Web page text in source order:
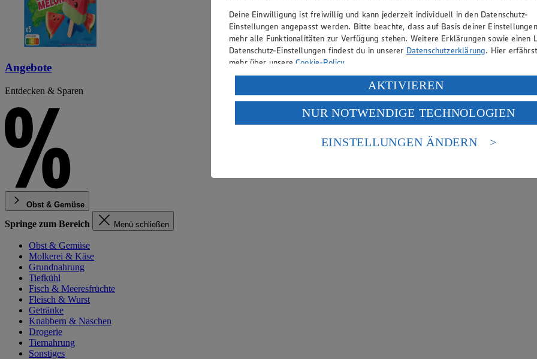
Angebote
Entdecken & Sparen
Obst & Gemüse
Springe zum Bereich Menü schließen
Obst & Gemüse
Molkerei & Käse
Grundnahrung
Tiefkühl
Fisch & Meeresfrüchte
Fleisch & Wurst
Getränke
Knabbern & Naschen
Drogerie
Tiernahrung
Sonstiges
Deine Einwilligung ist freiwillig und kann jederzeit individuell in den Datenschutz-
Einstellungen angepasst werden. Bitte beachte, dass auf Basis deiner
mehr alle Funktionalitäten zur Verfügung stehen. Weitere Erklärungen sowie einen
Datenschutz-Einstellungen findest du in unserer Datenschutzerklärung. Hier
mehr über unsereCookie-Policy.
Verarbeitung deiner personenbezogenen Daten in den USA durch Facebook und
Wenn du auf „Aktivieren“ klickst, willigst du im Sinne des Art. 49 Abs. 1 Satz 1 lit.
ein, dass deine Daten in den USA verarbeitet werden. Der EuGH sieht die USA als
einem nach europäischen Standards nicht angemessenen Datenschutzniveau an. Es
Risiko eines Zugriffs durch US-amerikanische Behörden.
AKTIVIEREN
NUR NOTWENDIGE TECHNOLOGIEN
EINSTELLUNGEN ÄNDERN